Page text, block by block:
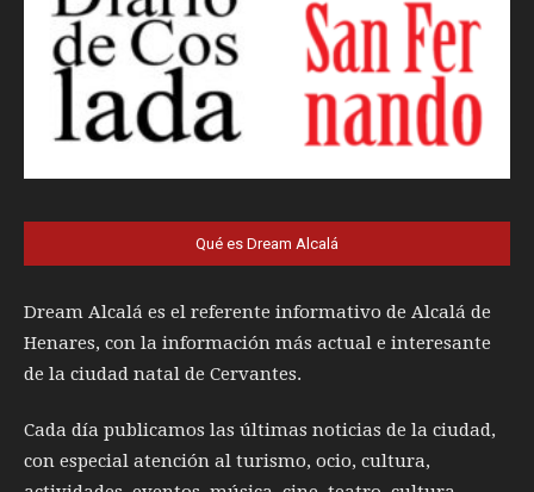
Qué es Dream Alcalá
Dream Alcalá es el referente informativo de Alcalá de
Henares, con la información más actual e interesante
de la ciudad natal de Cervantes.
Cada día publicamos las últimas noticias de la ciudad,
con especial atención al turismo, ocio, cultura,